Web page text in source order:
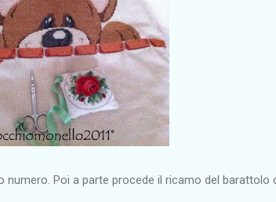
Poi a parte procede il ricamo del barattolo